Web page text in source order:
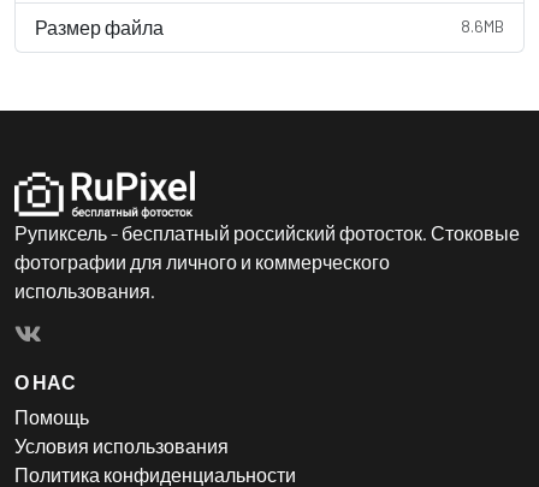
Размер файла 8.6MB
Рупиксель - бесплатный российский фотосток. Стоковые
фотографии для личного и коммерческого
использования.
О НАС
Помощь
Условия использования
Политика конфиденциальности